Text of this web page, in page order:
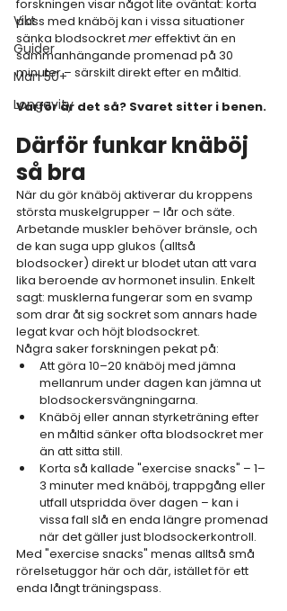
Vikt
Guider
Man 50+
Longevity
forskningen visar något lite oväntat: korta
pass med knäböj kan i vissa situationer
sänka blodsockret mer effektivt än en
sammanhängande promenad på 30
minuter – särskilt direkt efter en måltid.
Varför är det så? Svaret sitter i benen.
Därför funkar knäböj
så bra
När du gör knäböj aktiverar du kroppens
största muskelgrupper – lår och säte.
Arbetande muskler behöver bränsle, och
de kan suga upp glukos (alltså
blodsocker) direkt ur blodet utan att vara
lika beroende av hormonet insulin. Enkelt
sagt: musklerna fungerar som en svamp
som drar åt sig sockret som annars hade
legat kvar och höjt blodsockret.
Några saker forskningen pekat på:
Att göra 10–20 knäböj med jämna
mellanrum under dagen kan jämna ut
blodsockersvängningarna.
Knäböj eller annan styrketräning efter
en måltid sänker ofta blodsockret mer
än att sitta still.
Korta så kallade "exercise snacks" – 1–
3 minuter med knäböj, trappgång eller
utfall utspridda över dagen – kan i
vissa fall slå en enda längre promenad
när det gäller just blodsockerkontroll.
Med "exercise snacks" menas alltså små
rörelsetuggor här och där, istället för ett
enda långt träningspass.